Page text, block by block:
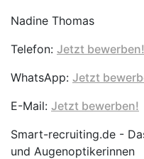
Nadine Thomas
Telefon: Jetzt bewerben!
WhatsApp: Jetzt
E-Mail: Jetzt bewerben!
Smart-recruiting.de -
und Augenoptikerinnen